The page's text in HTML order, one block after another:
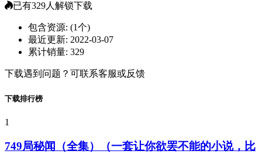
已有329人解锁下载
包含资源: (1个)
最近更新: 2022-03-07
累计销量: 329
下载遇到问题？可联系客服或反馈
下载排行榜
1
749局秘闻（全集）（一套让你欲罢不能的小说，比